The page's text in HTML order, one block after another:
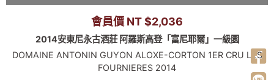
會員價 NT $2,036
2014安東尼永古酒莊 阿羅斯高登「富尼耶爾」一級園
DOMAINE ANTONIN GUYON ALOXE-CORTON 1ER CRU LES
FOURNIERES 2014